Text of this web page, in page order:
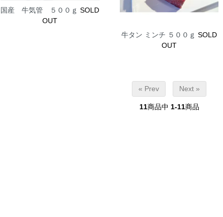
国産 牛気管 ５００ｇ SOLD
OUT
牛タン ミンチ ５００ｇ SOLD
OUT
« Prev Next »
11商品中 1-11商品